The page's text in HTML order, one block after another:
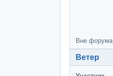
Вне форума
Ветер